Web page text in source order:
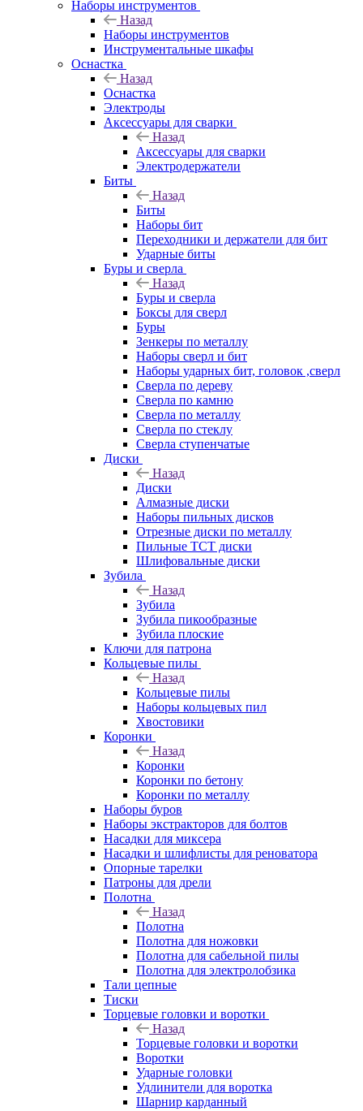
Наборы инструментов
Назад
Наборы инструментов
Инструментальные шкафы
Оснастка
Назад
Оснастка
Электроды
Аксессуары для сварки
Назад
Аксессуары для сварки
Электродержатели
Биты
Назад
Биты
Наборы бит
Переходники и держатели для бит
Ударные биты
Буры и сверла
Назад
Буры и сверла
Боксы для сверл
Буры
Зенкеры по металлу
Наборы сверл и бит
Наборы ударных бит, головок ,сверл
Сверла по дереву
Сверла по камню
Сверла по металлу
Сверла по стеклу
Сверла ступенчатые
Диски
Назад
Диски
Алмазные диски
Наборы пильных дисков
Отрезные диски по металлу
Пильные TCT диски
Шлифовальные диски
Зубила
Назад
Зубила
Зубила пикообразные
Зубила плоские
Ключи для патрона
Кольцевые пилы
Назад
Кольцевые пилы
Наборы кольцевых пил
Хвостовики
Коронки
Назад
Коронки
Коронки по бетону
Коронки по металлу
Наборы буров
Наборы экстракторов для болтов
Насадки для миксера
Насадки и шлифлисты для реноватора
Опорные тарелки
Патроны для дрели
Полотна
Назад
Полотна
Полотна для ножовки
Полотна для сабельной пилы
Полотна для электролобзика
Тали цепные
Тиски
Торцевые головки и воротки
Назад
Торцевые головки и воротки
Воротки
Ударные головки
Удлинители для воротка
Шарнир карданный